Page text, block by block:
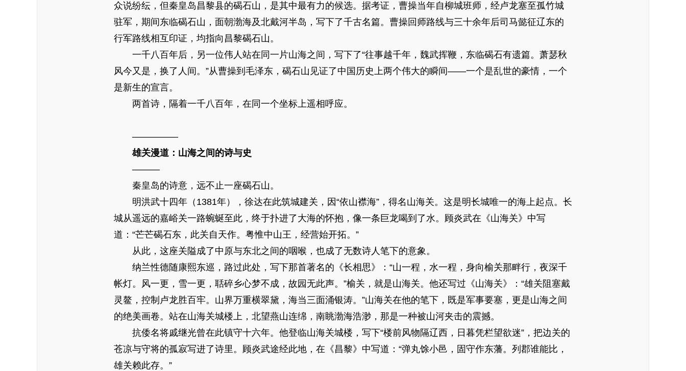
众说纷纭，但秦皇岛昌黎县的碣石山，是其中最有力的候选。据考证，曹操当年自柳城班师，经卢龙塞至孤竹城
驻军，期间东临碣石山，面朝渤海及北戴河半岛，写下了千古名篇。曹操回师路线与三十余年后司马懿征辽东的
行军路线相互印证，均指向昌黎碣石山。
一千八百年后，另一位伟人站在同一片山海之间，写下了“往事越千年，魏武挥鞭，东临碣石有遗篇。萧瑟秋
风今又是，换了人间。”从曹操到毛泽东，碣石山见证了中国历史上两个伟大的瞬间——一个是乱世的豪情，一个
是新生的宣言。
两首诗，隔着一千八百年，在同一个坐标上遥相呼应。
—————
雄关漫道：山海之间的诗与史
———
秦皇岛的诗意，远不止一座碣石山。
明洪武十四年（1381年），徐达在此筑城建关，因“依山襟海”，得名山海关。这是明长城唯一的海上起点。长
城从遥远的嘉峪关一路蜿蜒至此，终于扑进了大海的怀抱，像一条巨龙喝到了水。顾炎武在《山海关》中写
道：“芒芒碣石东，此关自天作。粤惟中山王，经营始开拓。”
从此，这座关隘成了中原与东北之间的咽喉，也成了无数诗人笔下的意象。
纳兰性德随康熙东巡，路过此处，写下那首著名的《长相思》：“山一程，水一程，身向榆关那畔行，夜深千
帐灯。风一更，雪一更，聒碎乡心梦不成，故园无此声。”榆关，就是山海关。他还写过《山海关》：“雄关阻塞戴
灵鳌，控制卢龙胜百牢。山界万重横翠黛，海当三面涌银涛。”山海关在他的笔下，既是军事要塞，更是山海之间
的绝美画卷。站在山海关城楼上，北望燕山连绵，南眺渤海浩渺，那是一种被山河夹击的震撼。
抗倭名将戚继光曾在此镇守十六年。他登临山海关城楼，写下“楼前风物隔辽西，日暮凭栏望欲迷”，把边关的
苍凉与守将的孤寂写进了诗里。顾炎武途经此地，在《昌黎》中写道：“弹丸馀小邑，固守作东藩。列郡谁能比，
雄关赖此存。”